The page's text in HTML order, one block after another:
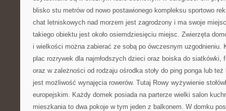
blisko stu metrów od nowo postawionego kompleksu sportowo
chat letniskowych nad morzem jest zagrodzony i ma swoje
takiego obiektu jest około osiemdziesięciu miejsc. Zwierzęta
i wielkości można zabierać ze sobą po ówczesnym uzgodnieniu.
plac rozrywek dla najmłodszych dzieci oraz boiska do siatkówki,
oraz w zależności od rodzaju ośrodka stoły do ping ponga lub
jest możliwość wynajęcia rowerów. Tutaj Rowy wyżywienie
europejskim. Każdy domek posiada na parterze wielki salon
mieszkania to dwa pokoje w tym jeden z balkonem. W domku